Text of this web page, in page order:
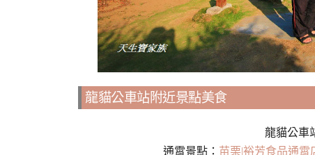
龍貓公車站附近景點美食
龍貓公車
通霄景點： 苗栗|裕芳食品通霄